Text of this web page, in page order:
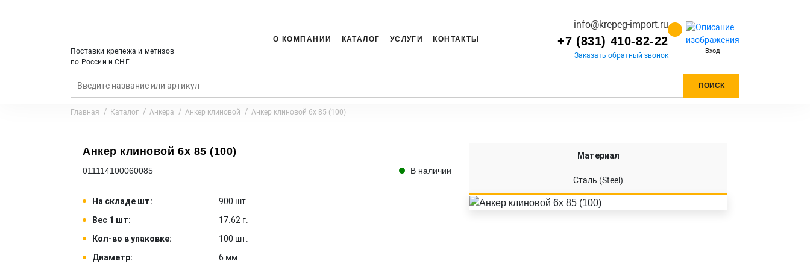
Поставки крепежа и метизов
по России и СНГ
О КОМПАНИИ КАТАЛОГ УСЛУГИ КОНТАКТЫ
info@krepeg-import.ru
+7 (831) 410-82-22
Заказать обратный звонок Вход
ПОИСК
Главная Каталог Анкера Анкер клиновой Анкер клиновой 6x 85 (100)
Анкер клиновой 6x 85 (100)
011114100060085 В наличии
На складе шт:
900 шт.
Вес 1 шт:
17.62 г.
Кол-во в упаковке:
100 шт.
Диаметр:
6 мм.
Материал
Сталь (Steel)